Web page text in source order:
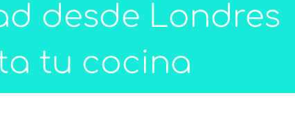
desde Londres
tu cocina